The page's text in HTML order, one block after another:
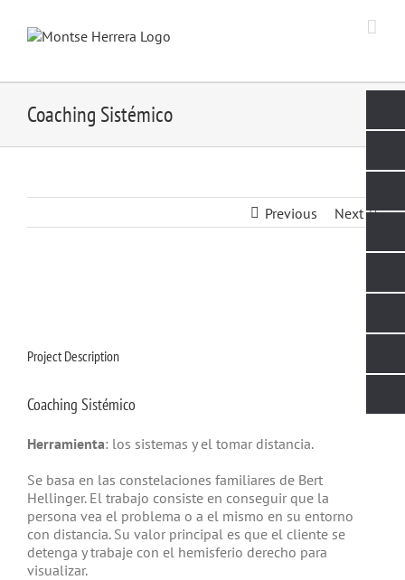
content
Coaching Sistémico
Previous Next
Project Description
Coaching Sistémico
Herramienta: los sistemas y el tomar distancia.
Se basa en las constelaciones familiares de Bert
Hellinger. El trabajo consiste en conseguir que la
persona vea el problema o a el mismo en su entorno
con distancia. Su valor principal es que el cliente se
detenga y trabaje con el hemisferio derecho para
visualizar.